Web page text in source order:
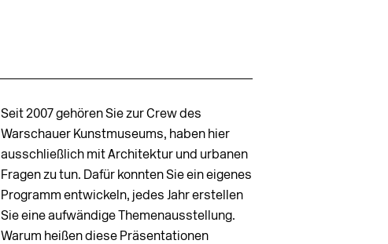
Seit 2007 gehören Sie zur Crew des
Warschauer Kunstmuseums, haben hier
ausschließlich mit Architektur und urbanen
Fragen zu tun. Dafür konnten Sie ein eigenes
Programm entwickeln, jedes Jahr erstellen
Sie eine aufwändige Themenausstellung.
Warum heißen diese Präsentationen